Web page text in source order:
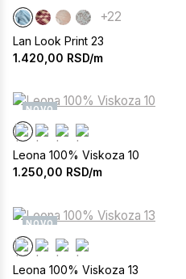
+22
Lan Look Print 23
1.420,00 RSD/m
NOVO
Leona 100% Viskoza 10
1.250,00 RSD/m
NOVO
Leona 100% Viskoza 13